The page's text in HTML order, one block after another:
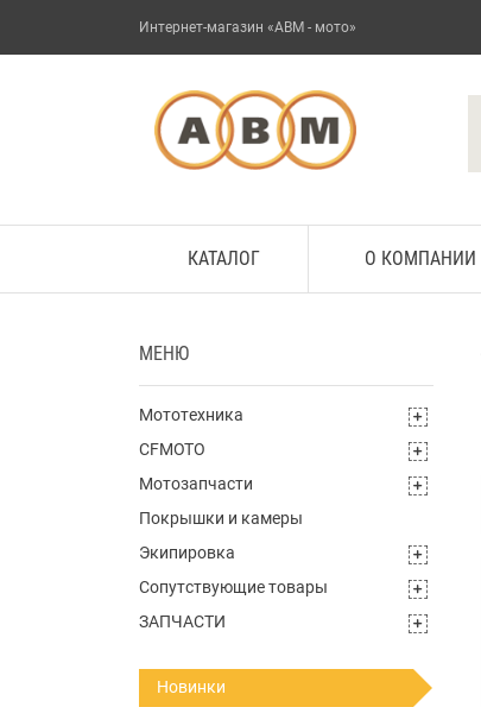
Интернет-магазин «АВМ - мото»
КАТАЛОГ О КОМПАНИИ
МЕНЮ
Мототехника
CFMOTO
Мотозапчасти
Покрышки и камеры
Экипировка
Сопутствующие товары
ЗАПЧАСТИ
Новинки